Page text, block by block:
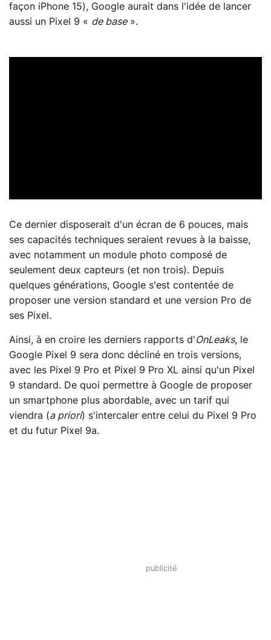
façon iPhone 15), Google aurait dans l'idée de lancer
aussi un Pixel 9 « de base».
Ce dernier disposerait d'un écran de 6 pouces, mais
ses capacités techniques seraient revues à la baisse,
avec notamment un module photo composé de
seulement deux capteurs (et non trois). Depuis
quelques générations, Google s'est contentée de
proposer une version standard et une version Pro de
ses Pixel.
Ainsi, à en croire les derniers rapports d'OnLeaks, le
Google Pixel 9 sera donc décliné en trois versions,
avec les Pixel 9 Pro et Pixel 9 Pro XL ainsi qu'un Pixel
9 standard. De quoi permettre à Google de proposer
un smartphone plus abordable, avec un tarif qui
viendra (a priori) s'intercaler entre celui du Pixel 9 Pro
et du futur Pixel 9a.